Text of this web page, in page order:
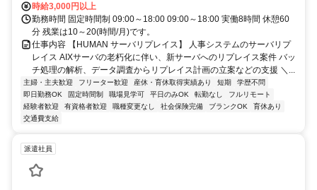
時給3,000円以上
勤務時間 固定時間制 09:00～18:00 09:00～18:00 実働8時間 休憩60
分 残業は10～20(時間/月)です。
仕事内容 【HUMAN サーバリプレイス】 人事システムのサーバリプ
レイス AIXサーバの老朽化に伴い、新サーバへのリプレイス案件 バッ
チ処理の解析、データ調査からリプレイス計画の立案などの支援 ＼...
主婦・主夫歓迎 フリーター歓迎 産休・育休取得実績あり 短期
学歴不問
即日勤務OK
固定時間制 職場見学可 平日のみOK 転勤なし
フルリモート
経験者歓迎
有資格者歓迎 職種変更なし 社会保険完備 ブランクOK
育休あり
交通費支給
派遣社員